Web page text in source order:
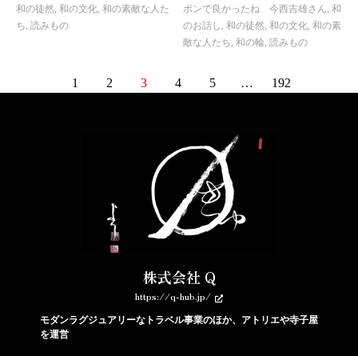
和の徒然, 和の文化, 和の素敵な人た
ち, 読みもの
ポンで良かったね 今西吉雄さん, 和
のお話し , 和の徒然, 和の文化, 和の素
敵な人たち, 和の輪, 読みもの
1 2 3 4 5 … 192
株式会社 Q
https://q-hub.jp/
モダンラグジュアリーなトラベル事業のほか、アトリエや寺子屋
を運営